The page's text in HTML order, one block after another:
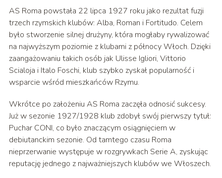
AS Roma powstała 22 lipca 1927 roku jako rezultat fuzji
trzech rzymskich klubów: Alba, Roman i Fortitudo. Celem
było stworzenie silnej drużyny, która mogłaby rywalizować
na najwyższym poziomie z klubami z północy Włoch. Dzięki
zaangażowaniu takich osób jak Ulisse Igliori, Vittorio
Scialoja i Italo Foschi, klub szybko zyskał popularność i
wsparcie wśród mieszkańców Rzymu.
Wkrótce po założeniu AS Roma zaczęła odnosić sukcesy.
Już w sezonie 1927/1928 klub zdobył swój pierwszy tytuł:
Puchar CONI, co było znaczącym osiągnięciem w
debiutanckim sezonie. Od tamtego czasu Roma
nieprzerwanie występuje w rozgrywkach Serie A, zyskując
reputację jednego z najważniejszych klubów we Włoszech.